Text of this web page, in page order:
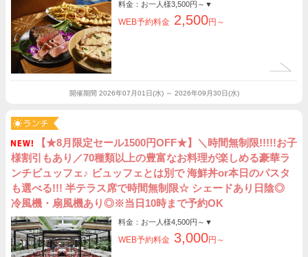
料金：お一人様3,500円～ ▼
WEB予約料金 2,500円～
開催期間 2026年07月01日(水) ～ 2026年09月30日(水)
【★8月限定セール1500円OFF★】＼時間無制限!!!!!お子
様割引もあり／70種類以上の豊富なお料理が楽しめる豪華ラ
ンチビュッフェ♪ ビュッフェとは別で 海鮮丼or本日のパスタ
も選べる!!! 半テラス席で時間無制限☆ シェードあり日陰◎
冷風機・扇風機あり◎※当日10時まで予約OK
料金：お一人様4,500円～ ▼
WEB予約料金 3,000円～